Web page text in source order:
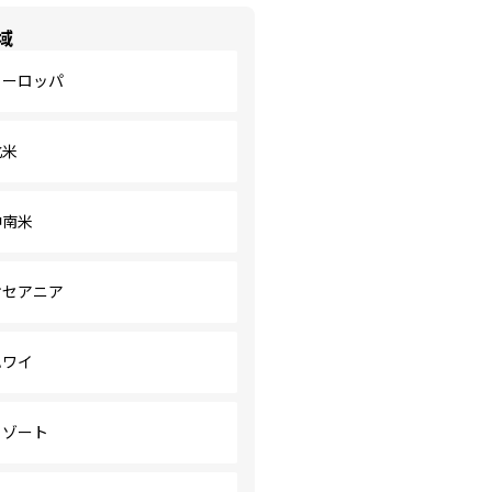
ロッパ
米
アニア
イ
ート